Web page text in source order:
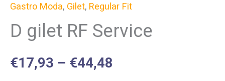
Gastro Moda, Gilet, Regular Fit
D gilet RF Service
€17,93 – €44,48